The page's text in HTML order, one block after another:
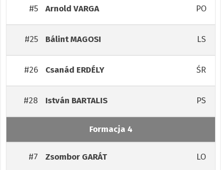
#5 Arnold VARGA PO
#25 BálintMAGOSI LS
#26 Csanád ERDÉLY ŚR
#28 István BARTALIS PS
Formacja 4
#7 Zsombor GARÁT LO